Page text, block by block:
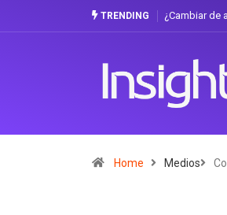
TRENDING ¿Cambiar de
Home Medios